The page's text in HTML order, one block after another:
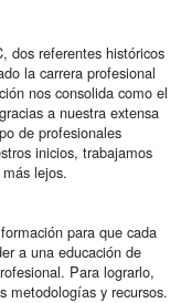
dos referentes históricos
la carrera profesional
nos consolida como el
a nuestra extensa
de profesionales
inicios, trabajamos
lejos.
para que cada
a una educación de
Para lograrlo,
metodologías y recursos.